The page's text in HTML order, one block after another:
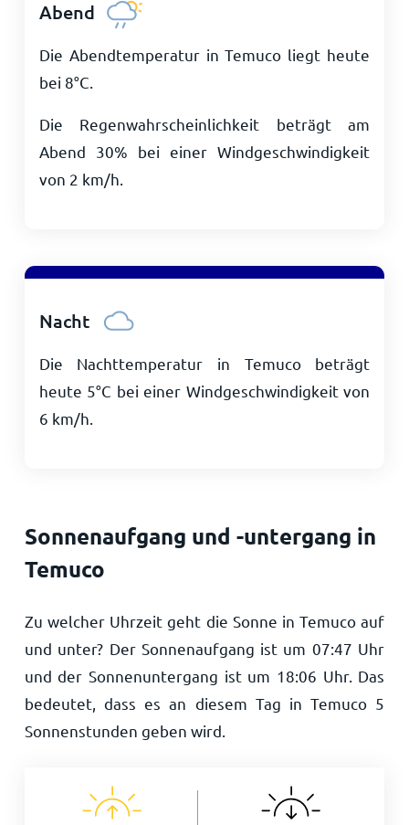
Abend
Die Abendtemperatur in Temuco liegt heute
bei 8°C
Die Regenwahrscheinlichkeit beträgt am
Abend 30% bei einer Windgeschwindigkeit
von 2 km/h
Nacht
Die Nachttemperatur in Temuco beträgt
heute 5°C bei einer Windgeschwindigkeit von
6 km/h
Sonnenaufgang und -untergang in
Temuco
Zu welcher Uhrzeit geht die Sonne in Temuco auf
und unter? Der Sonnenaufgang ist um 07:47 Uhr
und der Sonnenuntergang ist um 18:06 Uhr. Das
bedeutet, dass es an diesem Tag in Temuco 5
Sonnenstunden geben wird.